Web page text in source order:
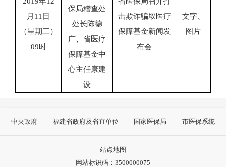
月 11 日
（星期三）
09时
保局稽查处
处长陈德
广、省医疗
保障基金中
心主任康建
设
击欺诈骗取医疗
保障基金新闻发
布会
文字、
图片
中央政府 福建省政府及省直单位 国家医保局 市医保系统
站点地图
网站标识码：3500000075